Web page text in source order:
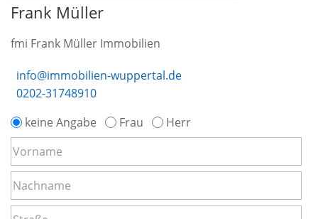
Frank Müller
fmi Frank Müller Immobilien
info@immobilien-wuppertal.de
0202-31748910
keine Angabe
Frau Herr